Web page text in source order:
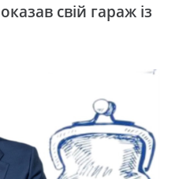
свій гараж із